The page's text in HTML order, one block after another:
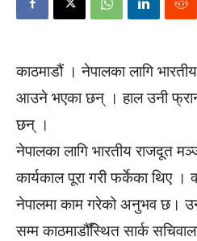
काठमाडौं । नेपालका लागि
आउने भएका छन् । हाल उनी
छन् ।
नेपालका लागि भारतीय राजदूत
कार्यकाल पूरा गरी फर्केका थिए ।
नेपालमा काम गरेको अनुभव छ।
सम्म काठमाडौँस्थित सार्क